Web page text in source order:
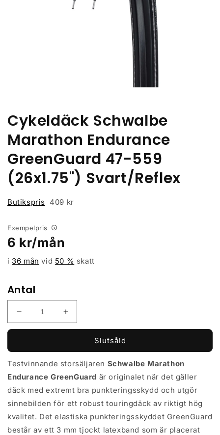
modalfönster
Cykeldäck Schwalbe
Marathon Endurance
GreenGuard 47-559
(26x1.75") Svart/Reflex
Butikspris 409 kr
Exempelpris
Ordinarie
pris
6 kr/mån
i 36 mån vid 50 % skatt
Antal
Minska
kvantitet
Marathon
Endurance
GreenGuard
47-
559
(26x1.75&quot;)
Svart/Reflex
Öka
kvantitet
Cykeldäck
Marathon
Endurance
GreenGuard
559
(26x1.75&quot;)
Svart/Reflex
Slutsåld
Testvinnande storsäljaren Schwalbe Marathon
Endurance GreenGuard är originalet när det gäller
däck med extremt bra punkteringsskydd och utgör
sinnebilden för ett robust touringdäck av riktigt hög
kvalitet. Det elastiska punkteringsskyddet GreenGuard
består av ett 3 mm tjockt latexband som är placerat